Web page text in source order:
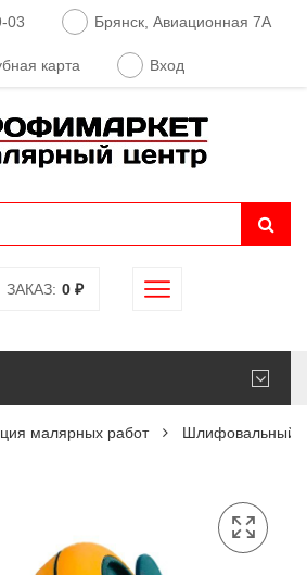
03 Брянск, Авиационная 7А
карта Вход
ЗАКАЗ: 0 ₽
малярных работ Шлифовальный